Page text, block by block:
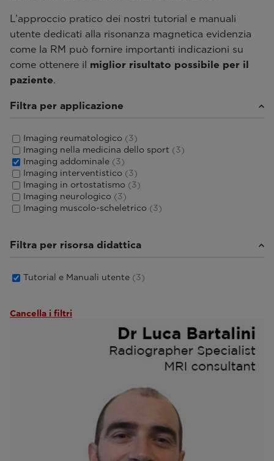
L’approccio pratico dei nostri tutorial e manuali
utente dedicati alla risonanza magnetica evidenzia
come la RM può fornire importanti indicazioni su
come ottenere il miglior risultato possibile per il
paziente.
Filtra per applicazione
Imaging reumatologico (3)
Imaging nella medicina dello sport (3)
Imaging addominale (3)
Imaging interventistico (3)
Imaging in ortostatismo (3)
Imaging neurologico (3)
Imaging muscolo-scheletrico (3)
Filtra per risorsa didattica
Tutorial e Manuali utente (3)
Cancella i filtri